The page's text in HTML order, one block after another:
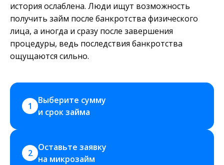
история ослаблена. Люди ищут возможность
получить займ после банкротства физического
лица, а иногда и сразу после завершения
процедуры, ведь последствия банкротства
ощущаются сильно.
1
Выберите сумму
и срок займа
2
Оставьте заявку
на микрозайм